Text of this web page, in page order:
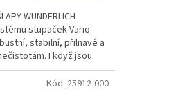
WUNDERLICH
stupaček Vario
stabilní, přilnavé a
I když jsou
špínou z vozovky
Kód: 25912-000